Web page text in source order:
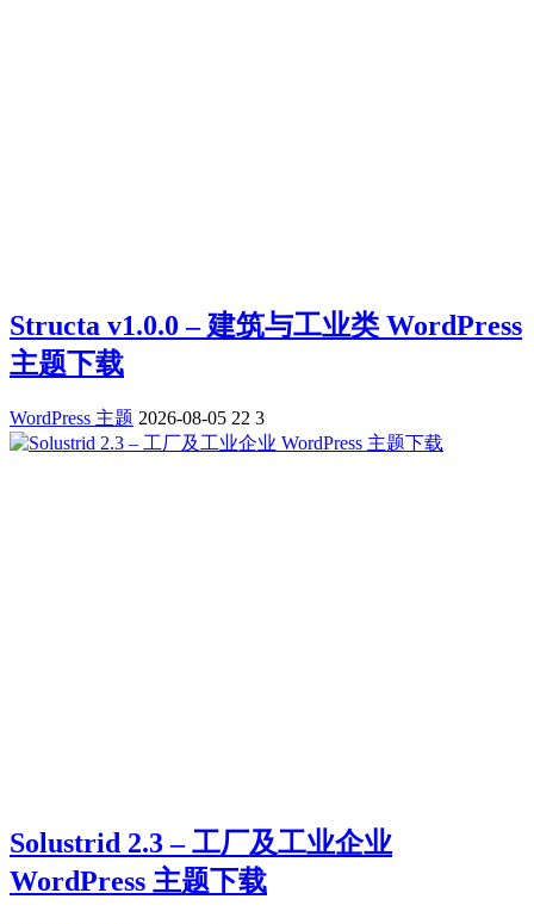
Structa v1.0.0 – 建筑与工业类 WordPress
主题下载
WordPress 主题 2026-08-05 22 3
Solustrid 2.3 – 工厂及工业企业
WordPress 主题下载